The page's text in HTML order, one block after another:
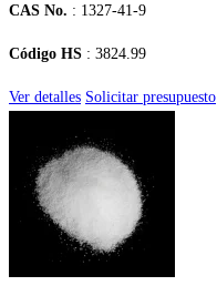
CAS No. : 1327-41-9
Código HS : 3824.99
Ver detalles Solicitar presupuesto